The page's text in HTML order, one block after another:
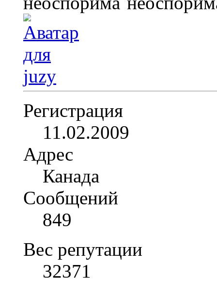
Регистрация
11.02.2009
Адрес
Канада
Сообщений
849
Вес репутации
32371